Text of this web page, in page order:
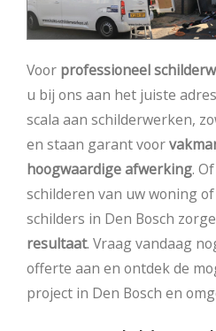
Voor professioneel
u bij ons aan het juiste
scala aan schilderwerken,
en staan garant voor
hoogwaardige afwerking.
schilderen van uw woning
schilders in Den Bosch
resultaat. Vraag vandaag
offerte aan en ontdek de
project in Den Bosch en